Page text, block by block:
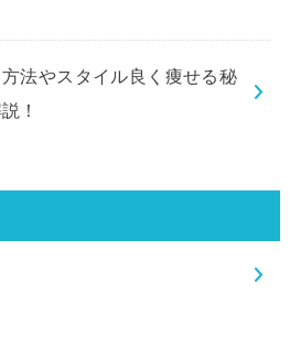
法やスタイル良く痩せる秘
！